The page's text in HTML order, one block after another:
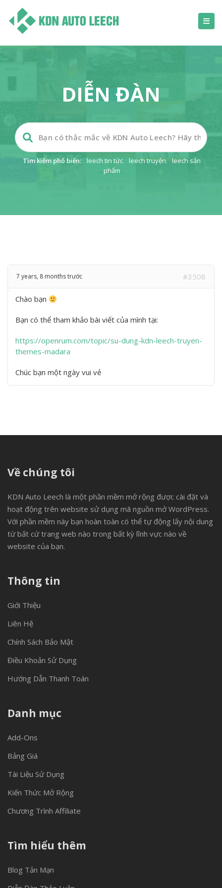
DIỄN ĐÀN
Tìm kiếm phổ biến: leech tin tức, leech truyện, leech sản
phẩm
7 years, 8 months trước #3508
Chào bạn
Bạn có thể tham khảo bài viết của mình tại:
https://openrum.com/topic/su-dung-kdn-leech-truyen-
themes-madara
Chúc bạn một ngày vui vẻ
Về chúng tôi
KDN Auto Leech là một phần mềm mở rộng được cài đặt và
hoạt động trên website sử dụng mã nguồn mở WordPress.
Với phần mềm này bạn hoàn toàn có thể tự động lấy nội dung
từ bất cứ trang web nào trong bất kỳ lĩnh vực nào về
website của bạn.
Thông tin
Giới Thiệu
Liên Hệ
Chính Sách Bảo Mật
Điều Khoản Sử Dụng
Hướng Dẫn Thanh Toán
Danh mục
Add-Ons
Bảng Giá
Tài Liệu Sử Dụng
Kiến Thức Mở Rộng
Chương Trình Affiliate
Tìm hiểu thêm
Blog Tản Mạn